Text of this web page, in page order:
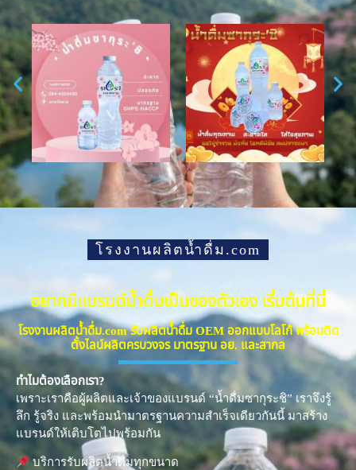
โรงงานผลิตน้ำดื่ม.com
อยากมีแบรนด์น้ำดื่มเป็นของตัวเอง เริ่มต้นที่นี่
โรงงานผลิตน้ำดื่ม.com รับผลิตน้ำดื่ม OEM ออกแบบโลโก้ พร้อมติด
ตั้งไลน์ผลิตครบวงจร มาตรฐาน อย. และสากล
ทำไมต้องเลือกเรา?
เพราะเราคือผู้ผลิตและเจ้าของแบรนด์ “น้ำดื่มซากุระชิ” เราจึงรู้
ลึก รู้จริง และพร้อมนำมาตรฐานความสำเร็จเดียวกันนี้ มาสร้าง
แบรนด์ให้เติบโตไปพร้อมกัน
บริการรับผลิตน้ำดื่มทุกขนาด